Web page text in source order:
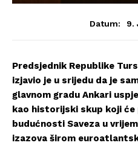
Datum: 9.
Predsjednik Republike
izjavio je u srijedu da je
glavnom gradu Ankari
kao historijski skup koji će
budućnosti Saveza u
izazova širom